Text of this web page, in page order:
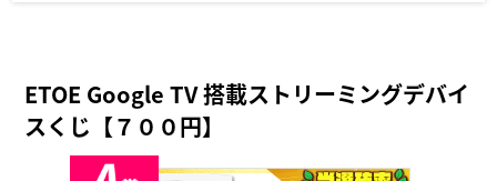
ETOE Google TV 搭載ストリーミングデバイ
スくじ【７００円】